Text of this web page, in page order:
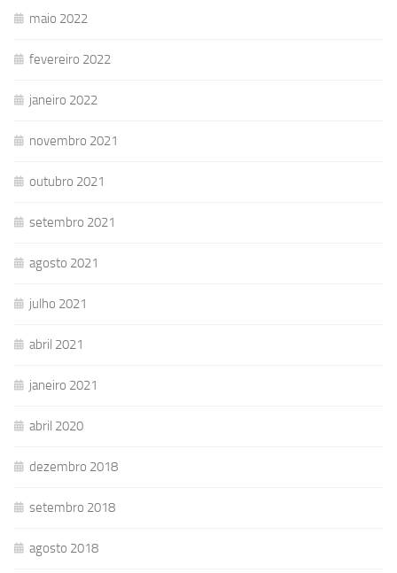
maio 2022
fevereiro 2022
janeiro 2022
novembro 2021
outubro 2021
setembro 2021
agosto 2021
julho 2021
abril 2021
janeiro 2021
abril 2020
dezembro 2018
setembro 2018
agosto 2018